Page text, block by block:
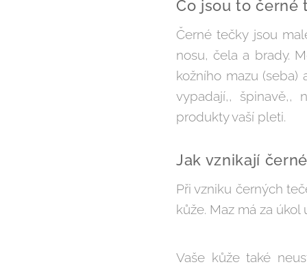
Co jsou to černé
Černé tečky jsou
nosu, čela a brady.
kožního mazu
vypadají,, špinavě,,
produkty vaší pleti.
Jak vznikají
Při vzniku černých
kůže. Maz má za
Vaše kůže také